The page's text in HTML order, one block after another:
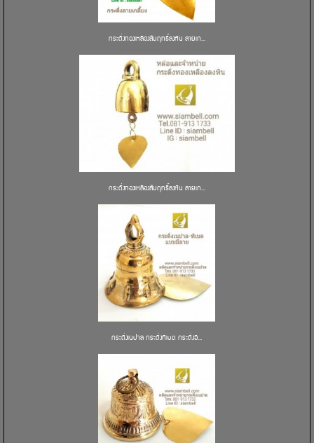
กระดิ่งทองเหลืองสัมฤทธิ์ลงหิน ลายเก...
กระดิ่งทองเหลืองสัมฤทธิ์ลงหิน ลายเก...
กระดิ่งเนปาล กระดิ่งทิเบต กระดิ่งอิ...